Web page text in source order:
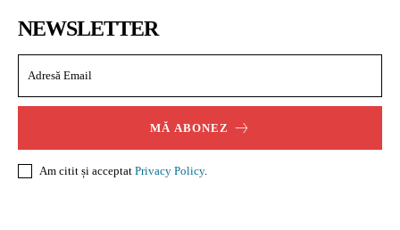
NEWSLETTER
MĂ ABONEZ
Am citit și acceptat Privacy Policy.